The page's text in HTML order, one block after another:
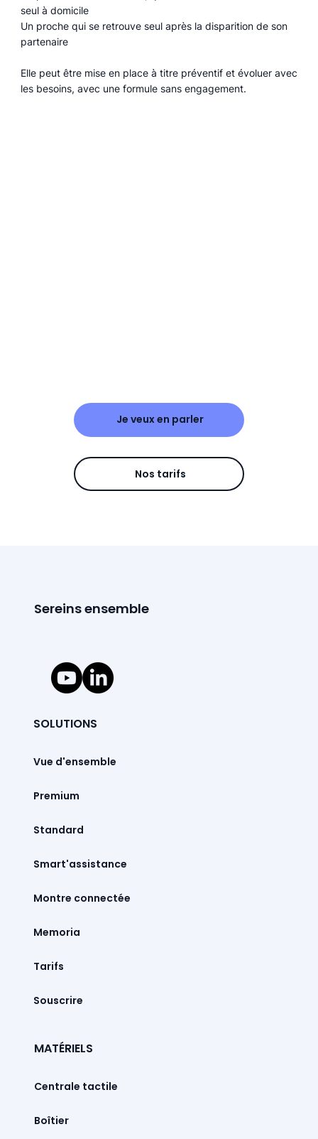
Je veux en parler
Nos tarifs
seul à domicile
Un proche qui se retrouve seul après la disparition de son
partenaire
Elle peut être mise en place à titre préventif et évoluer avec
les besoins, avec une formule sans engagement.
Sereins ensemble
SOLUTIONS
Vue d'ensemble
Premium
Standard
Smart'assistance
Montre connectée
Memoria
Tarifs
Souscrire
MATÉRIELS
Centrale tactile
Boîtier